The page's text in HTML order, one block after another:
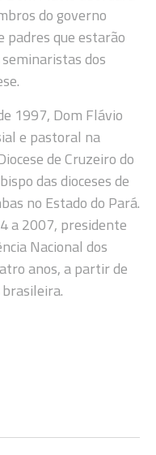
do governo
padres que estarão
dos
1997, Dom Flávio
e pastoral na
de Cruzeiro do
das dioceses de
no Estado do Pará.
a 2007, presidente
Nacional dos
anos, a partir de